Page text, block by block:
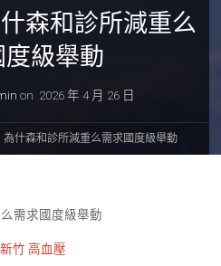
森和診所減重么
級舉動
on 2026 年 4 月 26 日
為什森和診所減重么需求國度級舉動
需求國度級舉動
新竹 高血壓